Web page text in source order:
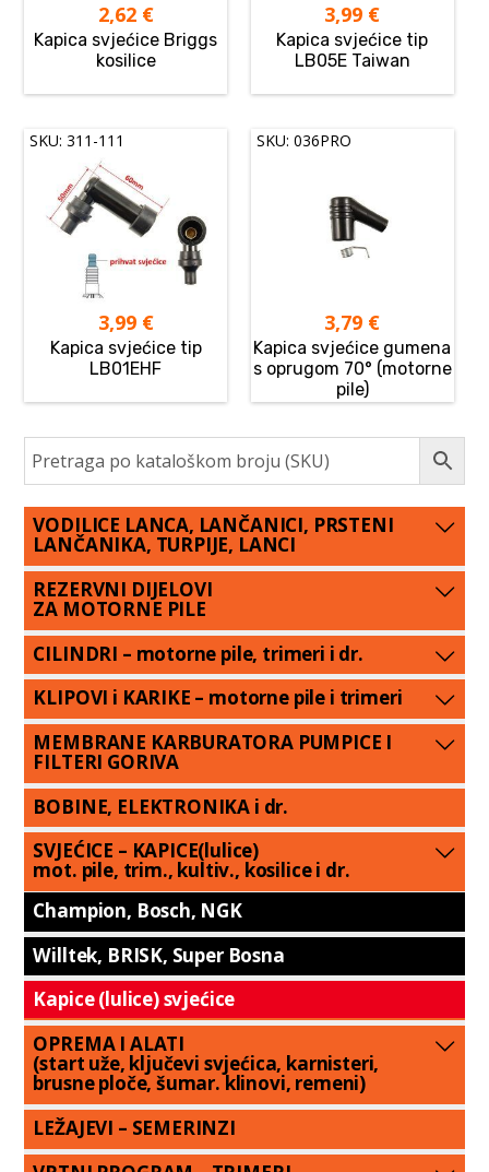
2,62 €
Kapica svjećice Briggs
kosilice
3,99 €
Kapica svjećice tip
LB05E Taiwan
SKU: 311-111
3,99 €
Kapica svjećice tip
LB01EHF
SKU: 036PRO
3,79 €
Kapica svjećice gumena
s oprugom 70° (motorne
pile)
VODILICE LANCA, LANČANICI, PRSTENI
LANČANIKA, TURPIJE, LANCI
REZERVNI DIJELOVI
ZA MOTORNE PILE
CILINDRI – motorne pile, trimeri i dr.
KLIPOVI i KARIKE – motorne pile i trimeri
MEMBRANE KARBURATORA PUMPICE I
FILTERI GORIVA
BOBINE, ELEKTRONIKA i dr.
SVJEĆICE – KAPICE(lulice)
mot. pile, trim., kultiv., kosilice i dr.
Champion, Bosch, NGK
Willtek, BRISK, Super Bosna
Kapice (lulice) svjećice
OPREMA I ALATI
(start uže, ključevi svjećica, karnisteri,
brusne ploče, šumar. klinovi, remeni)
LEŽAJEVI – SEMERINZI